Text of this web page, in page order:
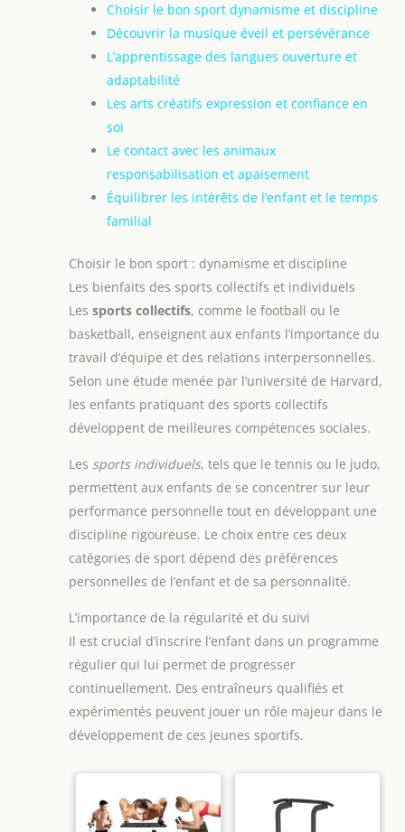
Choisir le bon sport dynamisme et discipline
Découvrir la musique éveil et persévérance
L’apprentissage des langues ouverture et
adaptabilité
Les arts créatifs expression et confiance en
soi
Le contact avec les animaux
responsabilisation et apaisement
Équilibrer les intérêts de l’enfant et le temps
familial
Choisir le bon sport : dynamisme et discipline
Les bienfaits des sports collectifs et individuels
Les sports collectifs, comme le football ou le
basketball, enseignent aux enfants l’importance du
travail d’équipe et des relations interpersonnelles.
Selon une étude menée par l’université de Harvard,
les enfants pratiquant des sports collectifs
développent de meilleures compétences sociales.
Les sports individuels, tels que le tennis ou le judo,
permettent aux enfants de se concentrer sur leur
performance personnelle tout en développant une
discipline rigoureuse. Le choix entre ces deux
catégories de sport dépend des préférences
personnelles de l’enfant et de sa personnalité.
L’importance de la régularité et du suivi
Il est crucial d’inscrire l’enfant dans un programme
régulier qui lui permet de progresser
continuellement. Des entraîneurs qualifiés et
expérimentés peuvent jouer un rôle majeur dans le
développement de ces jeunes sportifs.